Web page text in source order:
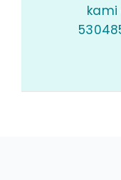
kami